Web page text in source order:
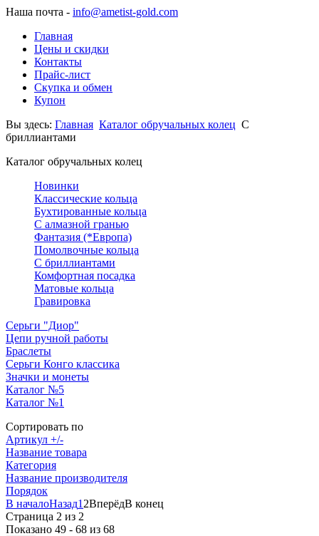
Наша почта - info@ametist-gold.com
Главная
Цены и скидки
Контакты
Прайс-лист
Скупка и обмен
Купон
Вы здесь: Главная Каталог обручальных колец С
бриллиантами
Каталог обручальных колец
Новинки
Классические кольца
Бухтированные кольца
С алмазной гранью
Фантазия (*Европа)
Помолвочные кольца
С бриллиантами
Комфортная посадка
Матовые кольца
Гравировка
Серьги "Диор"
Цепи ручной работы
Браслеты
Серьги Конго классика
Значки и монеты
Каталог №5
Каталог №1
Сортировать по
Артикул +/-
Название товара
Категория
Название производителя
Порядок
В началоНазад1 2ВперёдВ конец
Страница 2 из 2
Показано 49 - 68 из 68